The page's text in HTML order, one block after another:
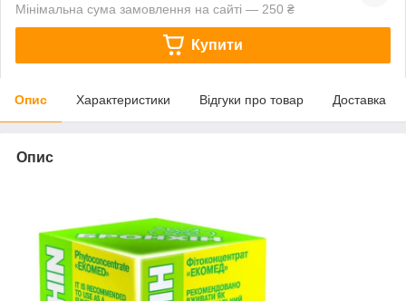
Мінімальна сума замовлення на сайті — 250 ₴
Купити
Опис Характеристики Відгуки про товар Доставка
Опис